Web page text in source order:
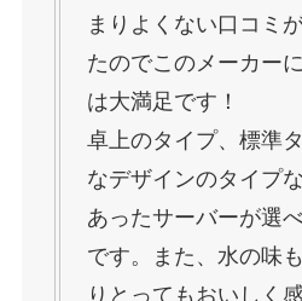
まりよくない口コミ
たのでこのメーカー
は大満足です！
卓上のタイプ、標準
なデザインのタイプ
あったサーバーが選
です。また、水の味
りとってもおいしく